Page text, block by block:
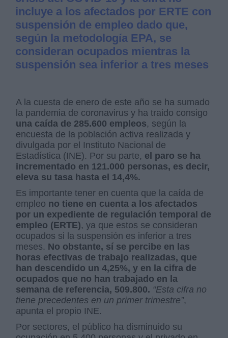
incluye a los afectados por ERTE con
suspensión de empleo dado que,
según la metodología EPA, se
consideran ocupados mientras la
suspensión sea inferior a tres meses
A la cuesta de enero de este año se ha sumado
la pandemia de coronavirus y ha traido consigo
una caída de 285.600 empleos, según la
encuesta de la población activa realizada y
divulgada por el Instituto Nacional de
Estadística (INE). Por su parte, el paro se ha
incrementado en 121.000 personas, es decir,
eleva su tasa hasta el 14,4%.
Es importante tener en cuenta que la caída de
empleo no tiene en cuenta a los afectados
por un expediente de regulación temporal de
empleo (ERTE), ya que estos se consideran
ocupados si la suspensión es inferior a tres
meses. No obstante, sí se percibe en las
horas efectivas de trabajo realizadas, que
han descendido un 4,25%, y en la cifra de
ocupados que no han trabajado en la
semana de referencia, 509.800. “Esta cifra no
tiene precedentes en un primer trimestre”,
apunta el propio INE.
Por sectores, el público ha disminuido su